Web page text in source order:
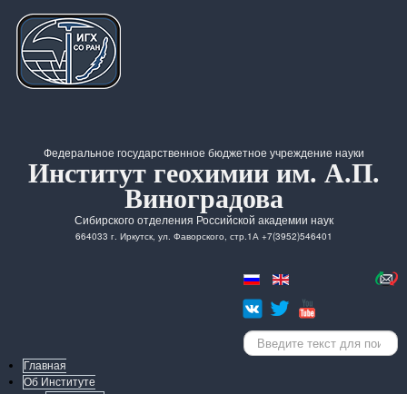
Федеральное государственное бюджетное учреждение науки
Институт геохимии им. А.П.
Виноградова
Сибирского отделения Российской академии наук
664033 г. Иркутск, ул. Фаворского, стр.1А +7(3952)546401
Искать...
Главная
Об Институте